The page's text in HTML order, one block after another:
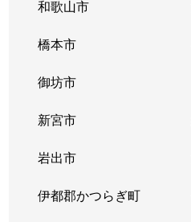
和歌山市
橋本市
御坊市
新宮市
岩出市
伊都郡かつらぎ町